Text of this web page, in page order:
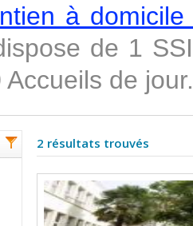
à
de 1
Accueils de jour.
2 résultats trouvés